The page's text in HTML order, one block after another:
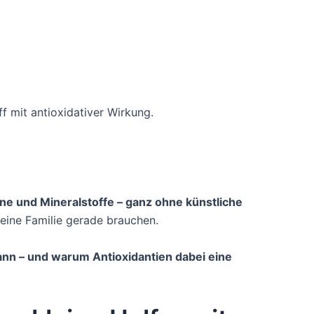
mit antioxidativer Wirkung.
und Mineralstoffe – ganz ohne künstliche
Familie gerade brauchen.
– und warum Antioxidantien dabei eine